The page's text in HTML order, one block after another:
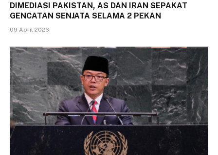
DIMEDIASI PAKISTAN, AS DAN IRAN SEPAKAT
GENCATAN SENJATA SELAMA 2 PEKAN
09 April 2026